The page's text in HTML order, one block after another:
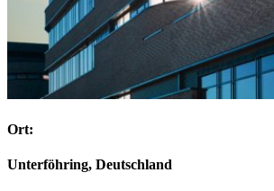
Ort:
Unterföhring, Deutschland